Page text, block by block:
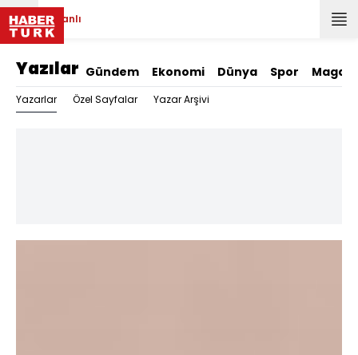
Canlı
Yazılar Gündem Ekonomi Dünya Spor
Yazarlar Özel Sayfalar Yazar Arşivi